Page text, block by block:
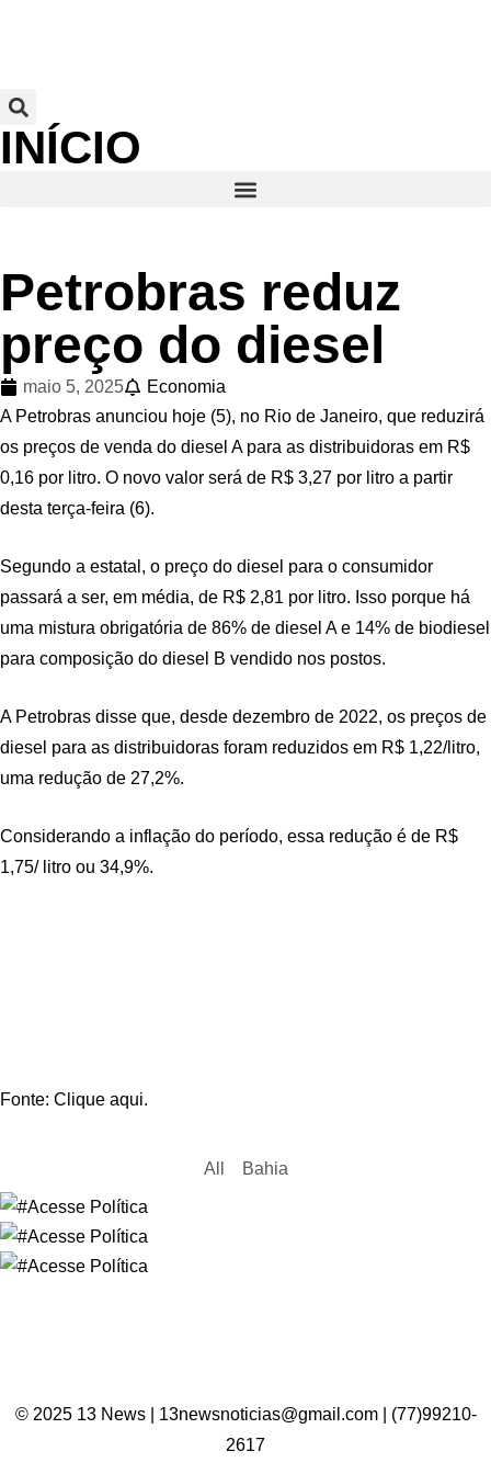
INÍCIO
Petrobras reduz
preço do diesel
maio 5, 2025
Economia
A Petrobras anunciou hoje (5), no Rio de Janeiro, que reduzirá
os preços de venda do diesel A para as distribuidoras em R$
0,16 por litro. O novo valor será de R$ 3,27 por litro a partir
desta terça-feira (6).
Segundo a estatal, o preço do diesel para o consumidor
passará a ser, em média, de R$ 2,81 por litro. Isso porque há
uma mistura obrigatória de 86% de diesel A e 14% de biodiesel
para composição do diesel B vendido nos postos.
A Petrobras disse que, desde dezembro de 2022, os preços de
diesel para as distribuidoras foram reduzidos em R$ 1,22/litro,
uma redução de 27,2%.
Considerando a inflação do período, essa redução é de R$
1,75/ litro ou 34,9%.
Fonte: Clique aqui.
All Bahia
© 2025 13 News | 13newsnoticias@gmail.com | (77)99210-
2617